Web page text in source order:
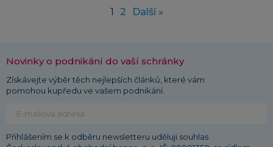
1 2 Další »
Novinky o podnikání do vaší schránky
Získávejte výběr těch nejlepších článků, které vám
pomohou kupředu ve vašem podnikání.
Přihlášením se k odběru newsletteru uděluji souhlas